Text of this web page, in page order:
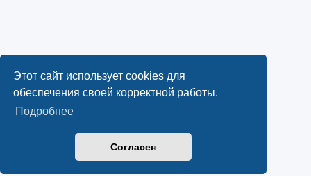
Этот сайт использует cookies для
обеспечения своей корректной работы.
Подробнее
Согласен